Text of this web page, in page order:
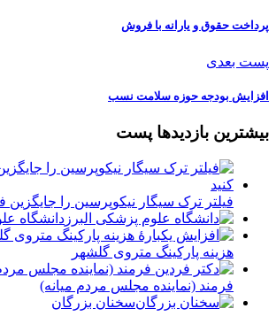
پرداخت حقوق و یارانه با فروش
پست بعدی
افزایش بودجه حوزه سلامت نسب
بیشترین بازدیدها پست
فیلتر ترک سیگار نیکوپرسین را جایگزین
دانشگاه
هزینه پارکینگ متروی گلشهر
فرمند (نماينده مجلس مردم میانه)
سخنان بزرگان